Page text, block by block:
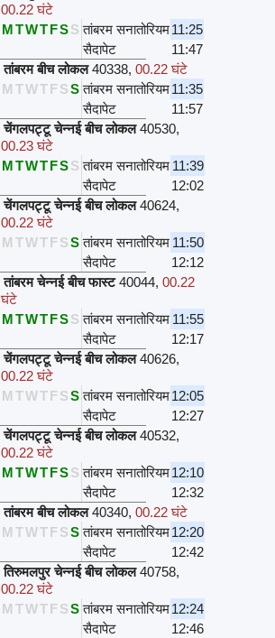
00.22 घंटे
MTWTFSS तांबरम सनातोरियम11:25
सैदापेट
11:47
तांबरम बीच लोकल 40338,00.22 घंटे
M TWTFSS तांबरम सनातोरियम11:35
सैदापेट
11:57
चेंगलपट्टू चेन्नई बीच लोकल 40530,
00.23 घंटे
MTWTFSS तांबरम सनातोरियम 11:39
सैदापेट
12:02
चेंगलपट्टू चेन्नई बीच लोकल 40624,
00.22 घंटे
M TWTFSS तांबरम सनातोरियम 11:50
सैदापेट
12:12
तांबरम चेन्नई बीच फास्ट 40044,00.22
घंटे
MTWTFSS तांबरम सनातोरियम 11:55
सैदापेट
12:17
चेंगलपट्टू चेन्नई बीच लोकल 40626,
00.22 घंटे
M TWTFSS तांबरम सनातोरियम12:05
सैदापेट
12:27
चेंगलपट्टू चेन्नई बीच लोकल 40532,
00.22 घंटे
MTWTFSS तांबरम सनातोरियम12:10
सैदापेट
12:32
तांबरम बीच लोकल 40340,00.22 घंटे
M TWTFSS तांबरम सनातोरियम12:20
सैदापेट
12:42
तिरुमलपुर चेन्नई बीच लोकल 40758,
00.22 घंटे
M TWTFSS तांबरम सनातोरियम12:24
सैदापेट
12:46